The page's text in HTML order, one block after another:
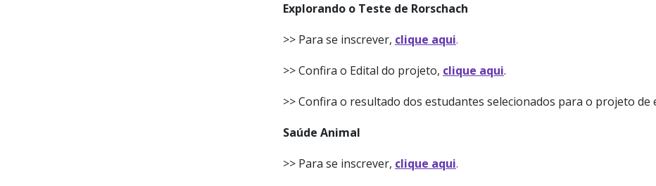
Explorando o Teste de Rorschach
>> Para se inscrever, clique aqui.
>> Confira o Edital do projeto, clique aqui.
>> Confira o resultado dos estudantes selecionados para o projeto de
Saúde Animal
>> Para se inscrever, clique aqui.